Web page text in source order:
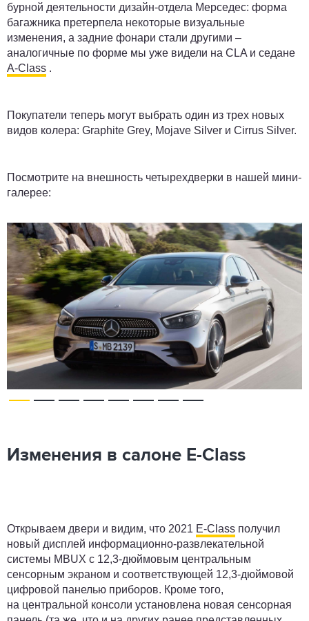
бурной деятельности дизайн-отдела Мерседес: форма
багажника претерпела некоторые визуальные
изменения, а задние фонари стали другими –
аналогичные по форме мы уже видели на CLA и седане
A-Class .
Покупатели теперь могут выбрать один из трех новых
видов колера: Graphite Grey, Mojave Silver и Cirrus Silver.
Посмотрите на внешность четырехдверки в нашей мини-
галерее:
Изменения в салоне E-Class
Открываем двери и видим, что 2021 E-Class получил
новый дисплей информационно-развлекательной
системы MBUX с 12,3-дюймовым центральным
сенсорным экраном и соответствующей 12,3-дюймовой
цифровой панелью приборов. Кроме того,
на центральной консоли установлена новая сенсорная